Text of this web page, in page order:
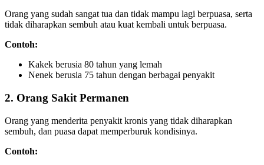
Orang yang sudah sangat tua dan tidak mampu lagi berpuasa, serta
tidak diharapkan sembuh atau kuat kembali untuk berpuasa.
Contoh:
Kakek berusia 80 tahun yang lemah
Nenek berusia 75 tahun dengan berbagai penyakit
2. Orang Sakit Permanen
Orang yang menderita penyakit kronis yang tidak diharapkan
sembuh, dan puasa dapat memperburuk kondisinya.
Contoh: